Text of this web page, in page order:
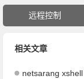
远程控制
相关文章
netsarang